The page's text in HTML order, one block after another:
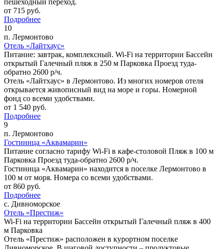
от 715 руб.
Подробнее
10
п. Лермонтово
Отель «Лайтхаус»
Питание: завтрак, комплексный. Wi-Fi на территории Бассейн
открытый Галечный пляж в 250 м Парковка Проезд туда-
обратно 2600 р/ч.
Отель «Лайтхаус» в Лермонтово. Из многих номеров отеля
открывается живописный вид на море и горы. Номерной
фонд со всеми удобствами.
от 1 540 руб.
Подробнее
9
п. Лермонтово
Гостиница «Аквамарин»
Питание согласно тарифу Wi-Fi в кафе-столовой Пляж в 100 м
Парковка Проезд туда-обратно 2600 р/ч.
Гостиница «Аквамарин» находится в поселке Лермонтово в
100 м от моря. Номера со всеми удобствами.
от 860 руб.
Подробнее
с. Дивноморское
Отель «Престиж»
Wi-Fi на территории Бассейн открытый Галечный пляж в 400
м Парковка
Отель «Престиж» расположен в курортном поселке